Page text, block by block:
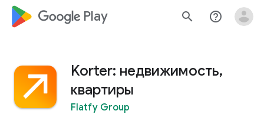
google_logo Play search help_outline
Korter: недвижимость,
квартиры
Flatfy Group